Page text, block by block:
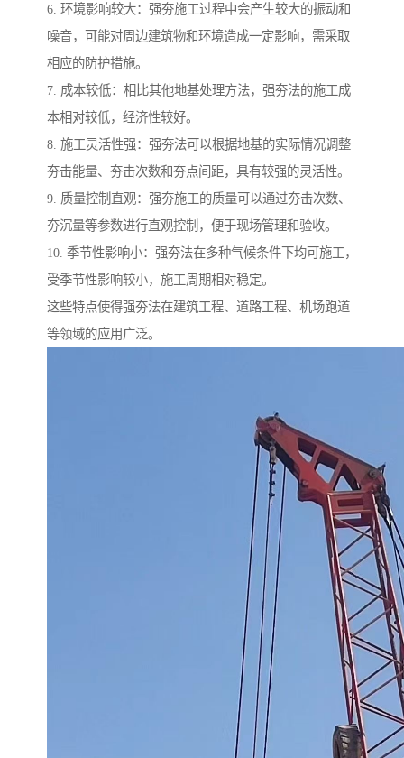
6. 环境影响较大：强夯施工过程中会产生较大的振动和
噪音，可能对周边建筑物和环境造成一定影响，需采取
相应的防护措施。
7. 成本较低：相比其他地基处理方法，强夯法的施工成
本相对较低，经济性较好。
8. 施工灵活性强：强夯法可以根据地基的实际情况调整
夯击能量、夯击次数和夯点间距，具有较强的灵活性。
9. 质量控制直观：强夯施工的质量可以通过夯击次数、
夯沉量等参数进行直观控制，便于现场管理和验收。
10. 季节性影响小：强夯法在多种气候条件下均可施工，
受季节性影响较小，施工周期相对稳定。
这些特点使得强夯法在建筑工程、道路工程、机场跑道
等领域的应用广泛。